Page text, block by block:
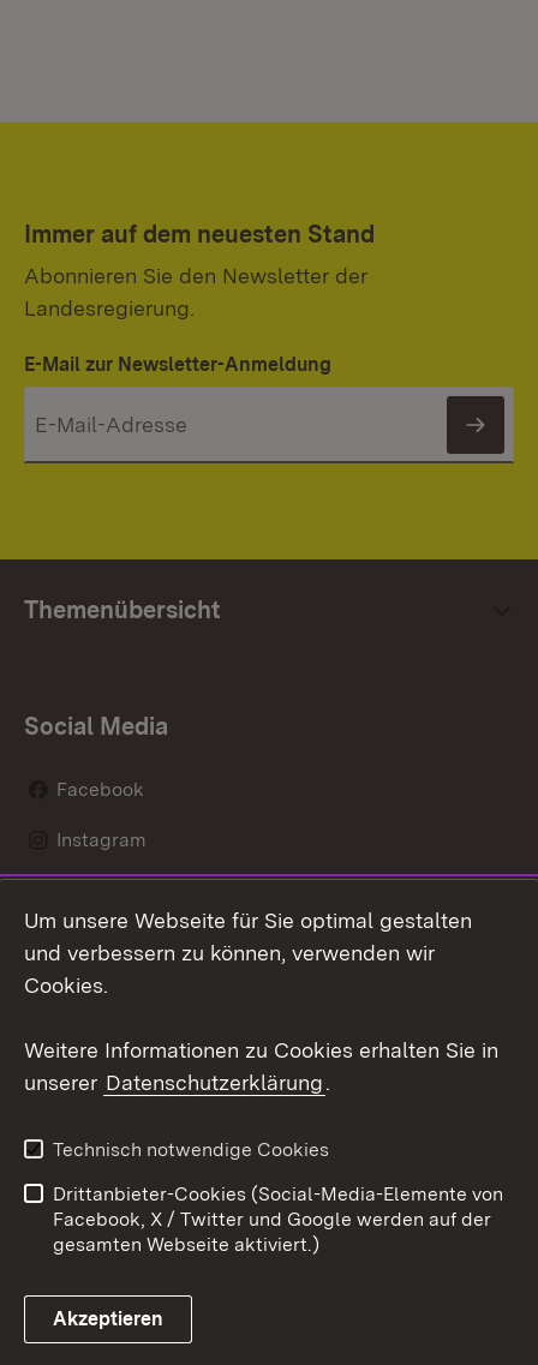
Immer auf dem neuesten Stand
Abonnieren Sie den Newsletter der
Landesregierung.
E-Mail zur Newsletter-Anmeldung
Themenübersicht
Social Media
Facebook
Instagram
Mastodon
Youtube
Link zum Landesportal
Kontakt
Datenschutz
Barrierefreiheit
Impressum Cookies
Um unsere Webseite für Sie optimal gestalten
und verbessern zu können, verwenden wir
Cookies.
Weitere Informationen zu Cookies erhalten Sie in
unserer Datenschutzerklärung.
Technisch notwendige Cookies
Drittanbieter-Cookies (Social-Media-Elemente von
Facebook, X / Twitter und Google werden auf der
gesamten Webseite aktiviert.)
Akzeptieren